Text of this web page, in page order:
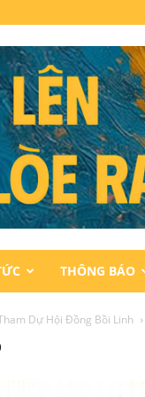
THÔNG BÁO
Dự Hội Đồng Bồi Linh